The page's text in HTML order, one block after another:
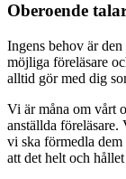
Oberoende
Ingens behov är
möjliga föreläsare
alltid gör med dig
Vi är måna om vårt
anställda
vi ska förmedla
att det helt och